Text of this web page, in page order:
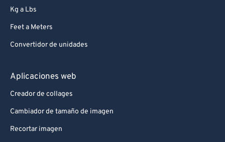
Kg a Lbs
Feet a Meters
Convertidor de unidades
Aplicaciones web
Creador de collages
Cambiador de tamaño de imagen
Recortar imagen